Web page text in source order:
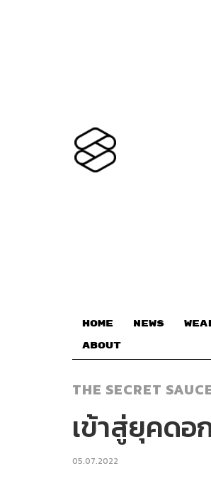
HOME NEWS
ABOUT
THE SECRET
เข้าสู่ยุคดอ
05.07.2022